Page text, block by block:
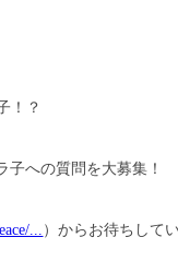
！？
への質問を大募集！
... ）からお待ちして